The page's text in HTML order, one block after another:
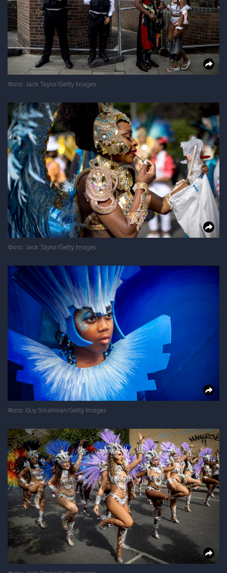
Фото: Jack Taylor/Getty Images
Фото: Jack Taylor/Getty Images
Фото: Guy Smallman/Getty Images